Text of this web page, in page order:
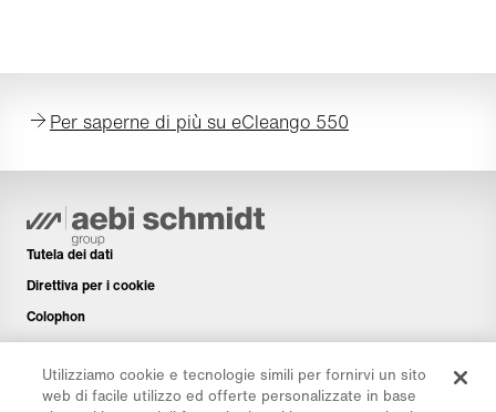
Per saperne di più su eCleango 550
Tutela dei dati
Direttiva per i cookie
Colophon
Disclaimer
Newsletter
Utilizziamo cookie e tecnologie simili per fornirvi un sito
web di facile utilizzo ed offerte personalizzate in base